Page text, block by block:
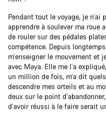
Pendant tout le voyage, je n’ai
apprendre à soulever ma roue
de rouler sur des pédales
compétence. Depuis
m’enseigner le mouvement et
avec Maya. Elle me l’a
un million de fois, m’a dit
descendre mes orteils et au
deux sur le point
d’avoir réussi à le faire serait